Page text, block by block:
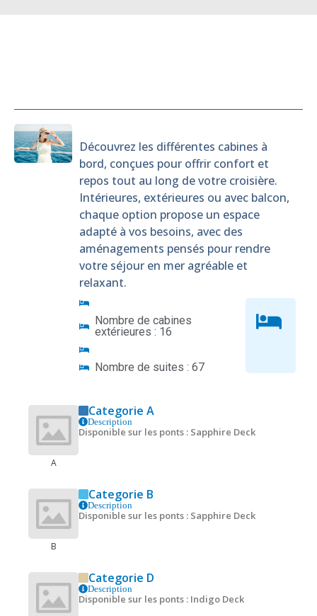
Découvrez les différentes cabines à
bord, conçues pour offrir confort et
repos tout au long de votre croisière.
Intérieures, extérieures ou avec balcon,
chaque option propose un espace
adapté à vos besoins, avec des
aménagements pensés pour rendre
votre séjour en mer agréable et
relaxant.
Nombre de cabines
extérieures : 16
Nombre de suites : 67
A
Categorie A
Description
Disponible sur les ponts : Sapphire Deck
B
Categorie B
Description
Disponible sur les ponts : Sapphire Deck
Categorie D
Description
Disponible sur les ponts : Indigo Deck